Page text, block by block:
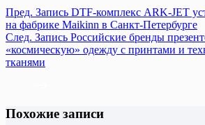
Пред. Запись DTF-комплекс ARK-JET
на фабрике Maikinn в Санкт-Петербурге
След. Запись Российские бренды
«космическую» одежду с принтами и
тканями
Похожие записи